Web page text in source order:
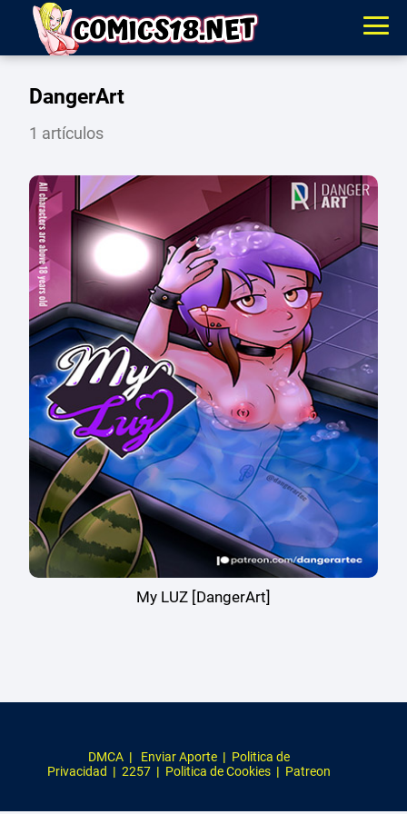
DangerArt
1 artículos
My LUZ [DangerArt]
DMCA | Enviar Aporte | Politica de
Privacidad | 2257 | Politica de Cookies | Patreon